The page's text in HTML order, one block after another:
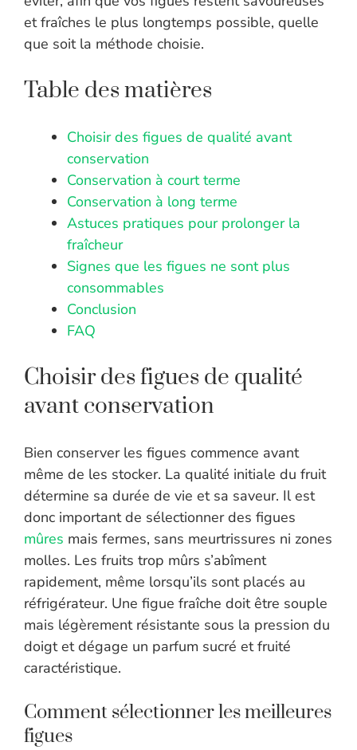
et fraîches le plus longtemps possible, quelle
que soit la méthode choisie.
Table des matières
Choisir des figues de qualité avant
conservation
Conservation à court terme
Conservation à long terme
Astuces pratiques pour prolonger la
fraîcheur
Signes que les figues ne sont plus
consommables
Conclusion
FAQ
Choisir des figues de qualité
avant conservation
Bien conserver les figues commence avant
même de les stocker. La qualité initiale du fruit
détermine sa durée de vie et sa saveur. Il est
donc important de sélectionner des figues
mûres mais fermes, sans meurtrissures ni zones
molles. Les fruits trop mûrs s’abîment
rapidement, même lorsqu’ils sont placés au
réfrigérateur. Une figue fraîche doit être souple
mais légèrement résistante sous la pression du
doigt et dégage un parfum sucré et fruité
caractéristique.
Comment sélectionner les meilleures
figues